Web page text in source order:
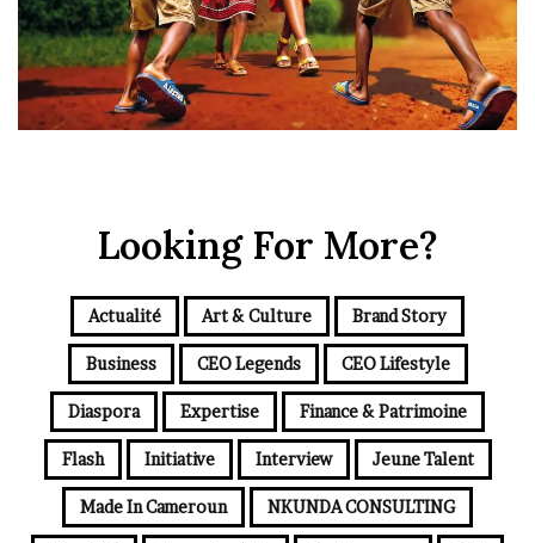
Looking For More?
Actualité Art & Culture Brand Story
Business CEO Legends CEO Lifestyle
Diaspora Expertise Finance & Patrimoine
Flash Initiative Interview Jeune Talent
Made In Cameroun NKUNDA CONSULTING